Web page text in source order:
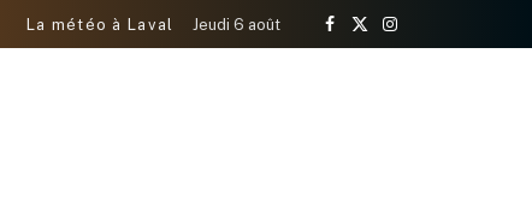
La météo à Laval Jeudi 6 août
Facebook
X
Instagram